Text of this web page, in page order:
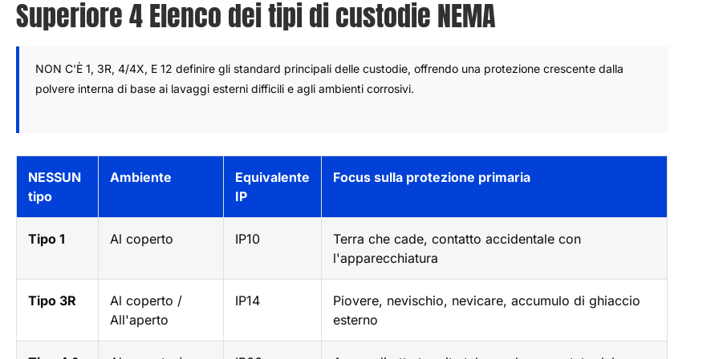
Superiore 4 Elenco dei tipi di custodie NEMA
NON C'È 1, 3R, 4/4X, E 12 definire gli standard principali delle custodie, offrendo una protezione crescente dalla
polvere interna di base ai lavaggi esterni difficili e agli ambienti corrosivi.
NESSUN
tipo
Ambiente
Equivalente
IP
Focus sulla protezione primaria
Tipo 1 Al coperto IP10
Terra che cade, contatto accidentale con
l'apparecchiatura
Tipo 3R
Al coperto /
All'aperto
IP14
Piovere, nevischio, nevicare, accumulo di ghiaccio
esterno